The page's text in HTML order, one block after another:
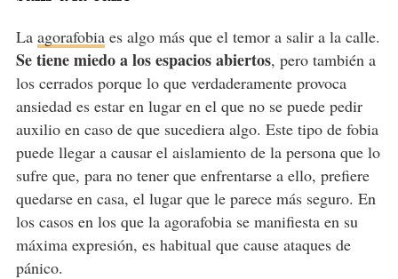
La agorafobiaes algo más que el temor a salir a la calle.
Se tiene miedo a los espacios abiertos, pero también a
los cerrados porque lo que verdaderamente provoca
ansiedad es estar en lugar en el que no se puede pedir
auxilio en caso de que sucediera algo. Este tipo de fobia
puede llegar a causar el aislamiento de la persona que lo
sufre que, para no tener que enfrentarse a ello, prefiere
quedarse en casa, el lugar que le parece más seguro. En
los casos en los que la agorafobia se manifiesta en su
máxima expresión, es habitual que cause ataques de
pánico.